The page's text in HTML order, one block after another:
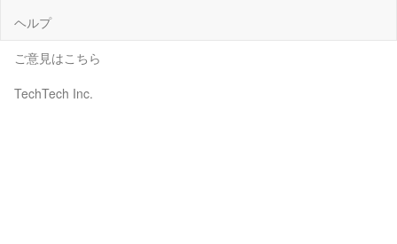
ヘルプ
ご意見はこちら
TechTech Inc.